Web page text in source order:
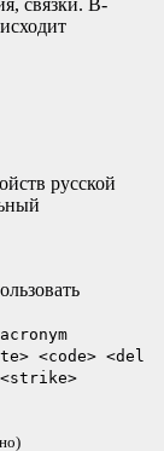
связки. В-
русской
<code> <del